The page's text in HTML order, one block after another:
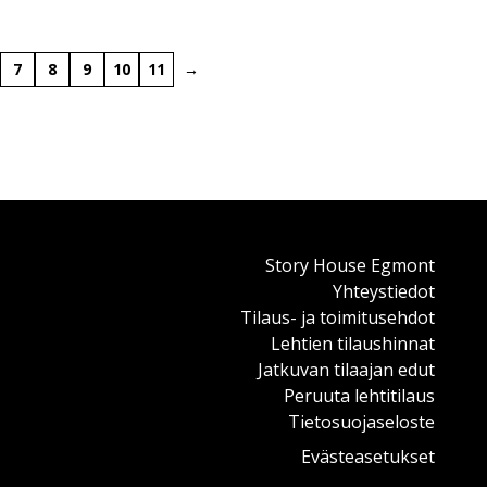
7 8 9 10 11 →
Story House Egmont
Yhteystiedot
Tilaus- ja toimitusehdot
Lehtien tilaushinnat
Jatkuvan tilaajan edut
Peruuta lehtitilaus
Tietosuojaseloste
Evästeasetukset